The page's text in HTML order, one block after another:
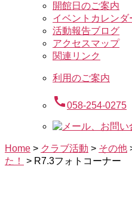
開館日のご案内
イベントカレンダ
活動報告ブログ
アクセスマップ
関連リンク
利用のご案内
call058-254-0275
Home > クラブ活動 > その他
た！
> R7.3フォトコーナー